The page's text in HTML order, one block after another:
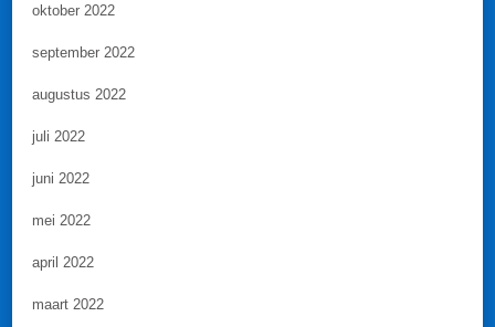
oktober 2022
september 2022
augustus 2022
juli 2022
juni 2022
mei 2022
april 2022
maart 2022